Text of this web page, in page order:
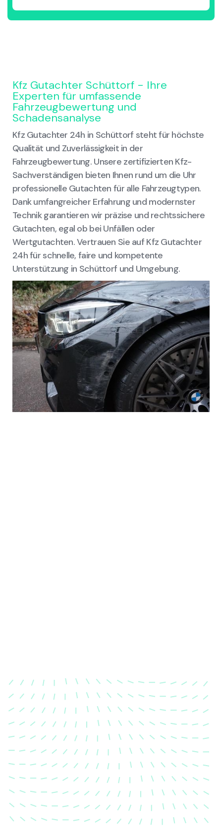
Kfz Gutachter Schüttorf - Ihre
Experten für umfassende
Fahrzeugbewertung und
Schadensanalyse
Kfz Gutachter 24h in Schüttorf steht für höchste
Qualität und Zuverlässigkeit in der
Fahrzeugbewertung. Unsere zertifizierten Kfz-
Sachverständigen bieten Ihnen rund um die Uhr
professionelle Gutachten für alle Fahrzeugtypen.
Dank umfangreicher Erfahrung und modernster
Technik garantieren wir präzise und rechtssichere
Gutachten, egal ob bei Unfällen oder
Wertgutachten. Vertrauen Sie auf Kfz Gutachter
24h für schnelle, faire und kompetente
Unterstützung in Schüttorf und Umgebung.
Karosserievermessung
Unsere exakte Karosserievermessung stellt sicher,
dass Ihre Fahrzeugkarosserie nach einem Unfall
wieder in ihren ursprünglichen Zustand gebracht
wird.